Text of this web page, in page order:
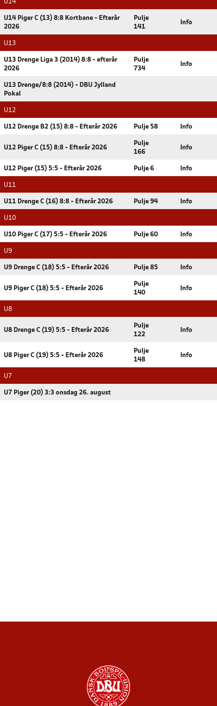
U14
U14 Piger C (13) 8:8 Kortbane - Efterår
2026
Pulje
141
Info
U13
U13 Drenge Liga 3 (2014) 8:8 - efterår
2026
Pulje
734
Info
U13 Drenge/8:8 (2014) - DBU Jylland
Pokal
U12
U12 Drenge B2 (15) 8:8 - Efterår 2026 Pulje 58 Info
U12 Piger C (15) 8:8 - Efterår 2026
Pulje
166
Info
U12 Piger (15) 5:5 - Efterår 2026 Pulje 6 Info
U11
U11 Drenge C (16) 8:8 - Efterår 2026 Pulje 94 Info
U10
U10 Piger C (17) 5:5 - Efterår 2026 Pulje 60 Info
U9
U9 Drenge C (18) 5:5 - Efterår 2026 Pulje 85 Info
U9 Piger C (18) 5:5 - Efterår 2026
Pulje
140
Info
U8
U8 Drenge C (19) 5:5 - Efterår 2026
Pulje
122
Info
U8 Piger C (19) 5:5 - Efterår 2026
Pulje
148
Info
U7
U7 Piger (20) 3:3 onsdag 26. august